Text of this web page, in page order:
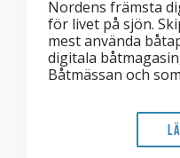
Nordens främsta
för livet på sjön.
mest använda
digitala
Båtmässan och